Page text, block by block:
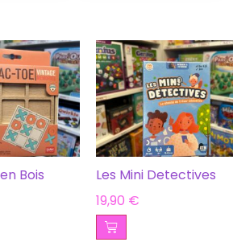
Bois
Les Mini Detectives
19,90 €